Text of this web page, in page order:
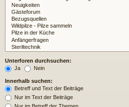
Unterforen durchsuchen:
Ja
Nein
Innerhalb suchen:
Betreff und Text der Beiträge
Nur im Text der Beiträge